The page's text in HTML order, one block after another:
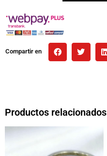
Compartir en
Productos relacionados